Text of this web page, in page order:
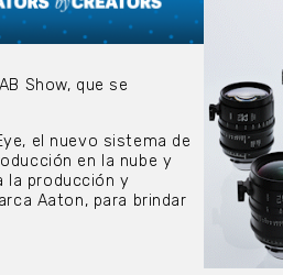
Show, que se
el nuevo sistema de
en la nube y
la producción y
Aaton, para brindar